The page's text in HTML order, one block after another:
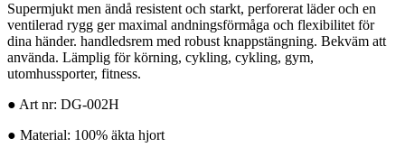
Supermjukt men ändå resistent och starkt, perforerat läder och en
ventilerad rygg ger maximal andningsförmåga och flexibilitet för
dina händer. handledsrem med robust knappstängning. Bekväm att
använda. Lämplig för körning, cykling, cykling, gym,
utomhussporter, fitness.
● Art nr: DG-002H
● Material: 100% äkta hjort